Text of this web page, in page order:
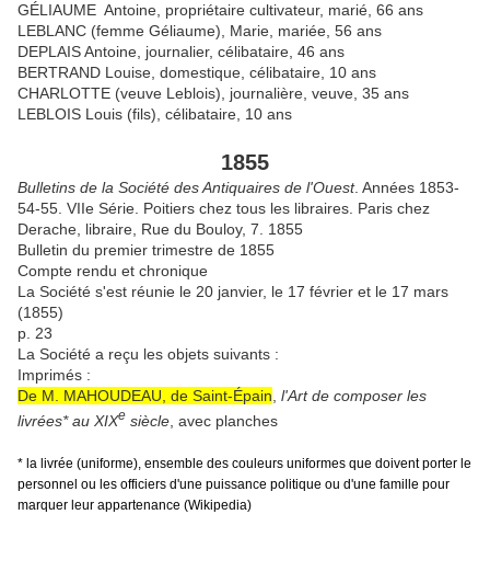
GÉLIAUME Antoine, propriétaire cultivateur, marié, 66 ans
LEBLANC (femme Géliaume), Marie, mariée, 56 ans
DEPLAIS Antoine, journalier, célibataire, 46 ans
BERTRAND Louise, domestique, célibataire, 10 ans
CHARLOTTE (veuve Leblois), journalière, veuve, 35 ans
LEBLOIS Louis (fils), célibataire, 10 ans
1855
Bulletins de la Société des Antiquaires de l'Ouest. Années 1853-
54-55. VIIe Série. Poitiers chez tous les libraires. Paris chez
Derache, libraire, Rue du Bouloy, 7. 1855
Bulletin du premier trimestre de 1855
Compte rendu et chronique
La Société s'est réunie le 20 janvier, le 17 février et le 17 mars
(1855)
p. 23
La Société a reçu les objets suivants :
Imprimés :
De M. MAHOUDEAU, de Saint-Épain l'Art de composer les
livrées* au XIXe siècle , avec planches
* la livrée (uniforme), ensemble des couleurs uniformes que doivent porter le
personnel ou les officiers d'une puissance politique ou d'une famille pour
marquer leur appartenance (Wikipedia)